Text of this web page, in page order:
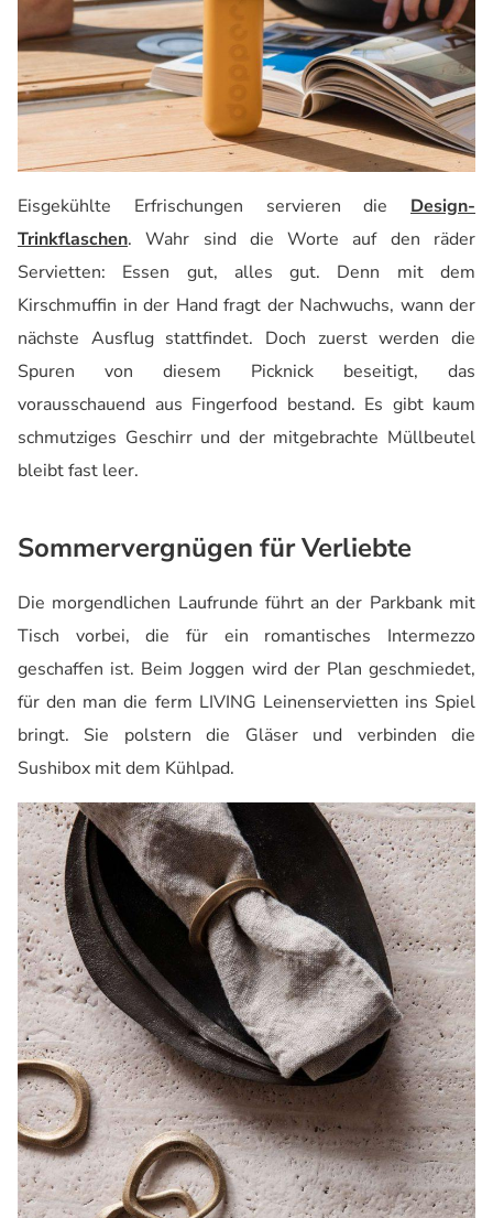
Eisgekühlte Erfrischungen servieren die Design-
Trinkflaschen. Wahr sind die Worte auf den räder
Servietten: Essen gut, alles gut. Denn mit dem
Kirschmuffin in der Hand fragt der Nachwuchs, wann der
nächste Ausflug stattfindet. Doch zuerst werden die
Spuren von diesem Picknick beseitigt, das
vorausschauend aus Fingerfood bestand. Es gibt kaum
schmutziges Geschirr und der mitgebrachte Müllbeutel
bleibt fast leer.
Sommervergnügen für Verliebte
Die morgendlichen Laufrunde führt an der Parkbank mit
Tisch vorbei, die für ein romantisches Intermezzo
geschaffen ist. Beim Joggen wird der Plan geschmiedet,
für den man die ferm LIVING Leinenservietten ins Spiel
bringt. Sie polstern die Gläser und verbinden die
Sushibox mit dem Kühlpad.